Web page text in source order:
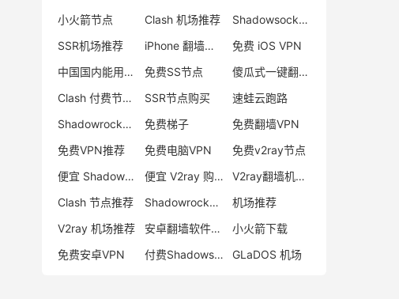
小火箭节点 Clash 机场推荐
Shadowsocks 付费节点
SSR机场推荐
iPhone 翻墙代理软件
免费 iOS VPN
中国国内能用的翻墙VPN推荐
免费SS节点
傻瓜式一键翻墙VPN客户端
Clash 付费节点购买
SSR节点购买
速蛙云跑路
Shadowrocket 地址
免费梯子
免费翻墙VPN
免费VPN推荐
免费电脑VPN
免费v2ray节点
便宜 Shadowsocks 购买
便宜 V2ray 购买
V2ray翻墙机场推荐
Clash 节点推荐
Shadowrocket 付费节点
机场推荐
V2ray 机场推荐
安卓翻墙软件下载
小火箭下载
免费安卓VPN
付费Shadowsocks推荐 GLaDOS 机场